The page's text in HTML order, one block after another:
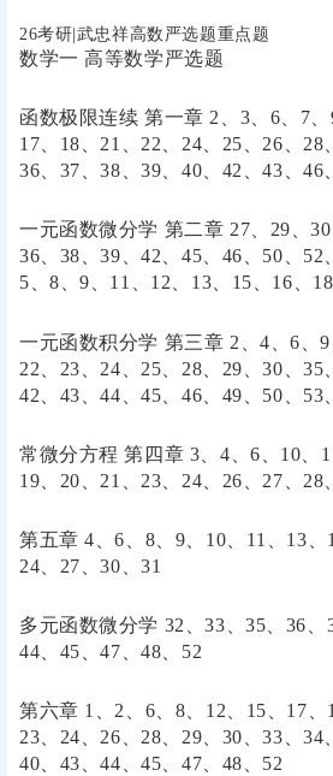
26考研|武忠祥高数严选题重点题
数学一 高等数学严选题
函数极限连续 第一章 2、3、6、7、
17、18、21、22、24、25、26、28
36、37、38、39、40、42、43、46
一元函数微分学 第二章 27、29、30
36、38、39、42、45、46、50、52
5、8、9、11、12、13、15、16、
一元函数积分学 第三章 2、4、6、9
22、23、24、25、28、29、30、35
42、43、44、45、46、49、50、53
常微分方程 第四章 3、4、6、10、
19、20、21、23、24、26、27、28
第五章 4、6、8、9、10、11、13、
24、27、30、31
多元函数微分学 32、33、35、36、
44、45、47、48、52
第六章 1、2、6、8、12、15、17、
23、24、26、28、29、30、33、34
40、43、44、45、47、48、52